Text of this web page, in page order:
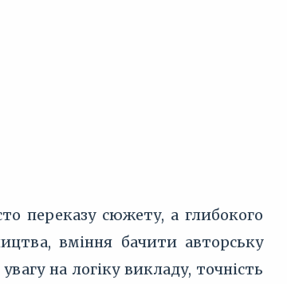
переказу сюжету, а глибокого
вміння бачити авторську
на логіку викладу, точність